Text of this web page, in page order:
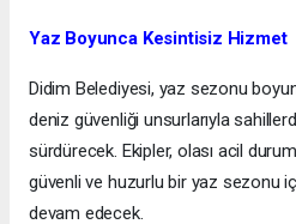
Yaz Boyunca Kesintisiz Hizmet
Didim Belediyesi, yaz sezonu
deniz güvenliği unsurlarıyla
sürdürecek. Ekipler, olası acil
güvenli ve huzurlu bir yaz sezonu
devam edecek.